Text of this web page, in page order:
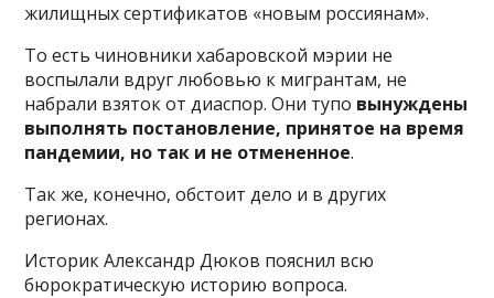
жилищных сертификатов «новым россиянам».
То есть чиновники хабаровской мэрии не
воспылали вдруг любовью к мигрантам, не
набрали взяток от диаспор. Они тупо вынуждены
выполнять постановление, принятое на время
пандемии, но так и не отмененное.
Так же, конечно, обстоит дело и в других
регионах.
Историк Александр Дюков пояснил всю
бюрократическую историю вопроса.